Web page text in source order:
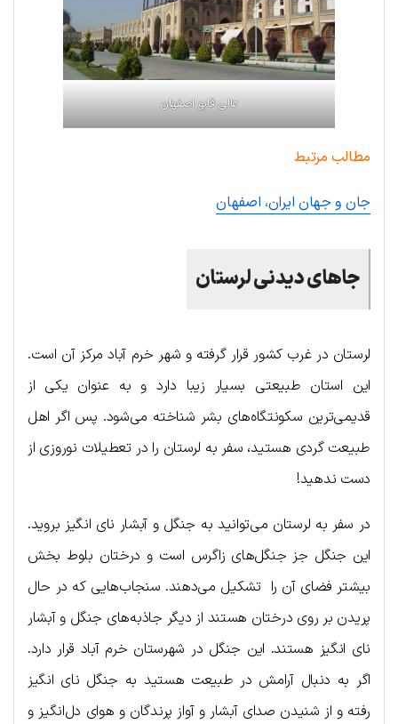
عالی قاپو اصفهان
مطالب مرتبط
جان و جهان ایران، اصفهان
جاهای دیدنی لرستان
لرستان در غرب کشور قرار گرفته و شهر خرم آباد مرکز آن است.
این استان طبیعتی بسیار زیبا دارد و به عنوان یکی از
قدیمی‌ترین سکونتگاه‌های بشر شناخته می‌شود. پس اگر اهل
طبیعت گردی هستید، سفر به لرستان را در تعطیلات نوروزی از
دست ندهید!
در سفر به لرستان می‌توانید به جنگل و آبشار نای انگیز بروید.
این جنگل جز جنگل‌های زاگرس است و درختان بلوط بخش
بیشتر فضای آن را تشکیل می‌دهند. سنجاب‌هایی که در حال
پریدن بر روی درختان هستند از دیگر جاذبه‌های جنگل و آبشار
نای انگیز هستند. این جنگل در شهرستان خرم آباد قرار دارد.
اگر به دنبال آرامش در طبیعت هستید به جنگل نای انگیز
رفته و از شنیدن صدای آبشار و آواز پرندگان و هوای دل‌انگیز و